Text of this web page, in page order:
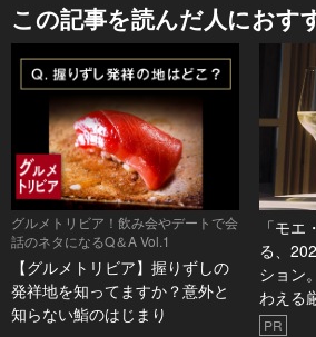
この記事を読んだ人におす
グルメトリビア！飲み会やデートで会
話のネタになるQ＆A Vol.1
【グルメトリビア】握りずしの
発祥地を知ってますか？意外と
知らない鮨のはじまり
「モ
る、
ション
わえる
PR